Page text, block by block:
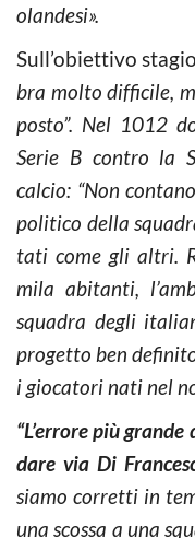
olan­de­si».
Sull’obiettivo
bra molto dif­fi­ci­le,
posto”. Nel 1012
Serie B contro la
calcio: “Non
po­li­ti­co della
ta­ti come gli altri.
mila abi­tan­ti,
squa­dra degli
pro­get­to ben
i gio­ca­to­ri nati nel
“L’errore più
da­re via Di
siamo cor­ret­ti in
una scos­sa a una